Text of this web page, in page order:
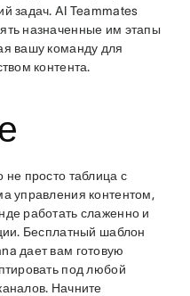
задач. AI Teammates
назначенные им этапы
вашу команду для
контента.
просто таблица с
управления контентом,
работать слаженно и
Бесплатный шаблон
дает вам готовую
под любой
Начните